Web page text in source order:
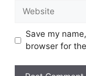
Website
Save my
browser for